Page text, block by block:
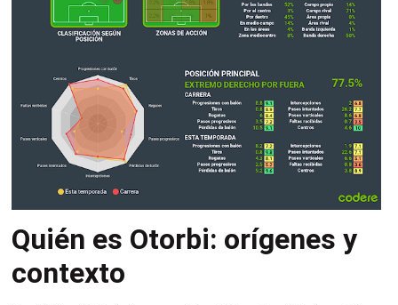
Quién es Otorbi: orígenes y
contexto